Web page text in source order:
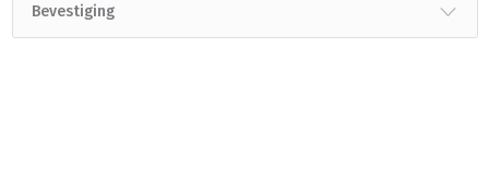
Bevestiging